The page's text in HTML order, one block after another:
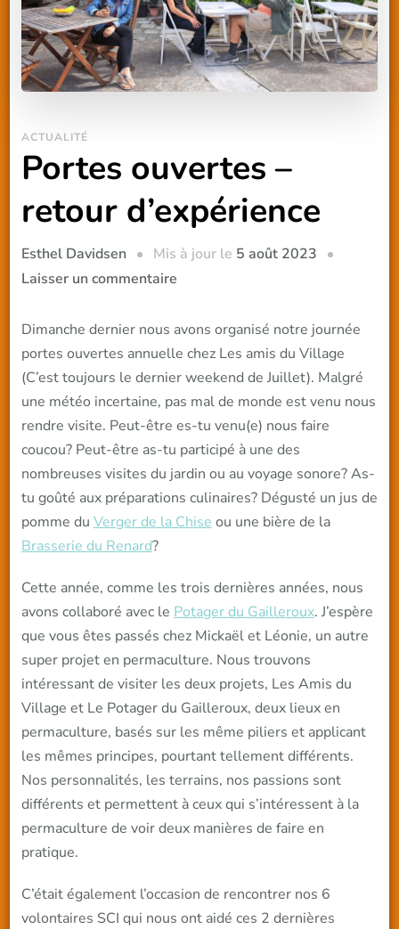
ACTUALITÉ
Portes ouvertes –
retour d’expérience
Esthel Davidsen Mis à jour le 5 août 2023
Laisser un commentairesur
ouvertes
–
retour
d’expérience
Dimanche dernier nous avons organisé notre journée
portes ouvertes annuelle chez Les amis du Village
(C’est toujours le dernier weekend de Juillet). Malgré
une météo incertaine, pas mal de monde est venu nous
rendre visite. Peut-être es-tu venu(e) nous faire
coucou? Peut-être as-tu participé à une des
nombreuses visites du jardin ou au voyage sonore? As-
tu goûté aux préparations culinaires? Dégusté un jus de
pomme du Verger de la Chise ou une bière de la
Brasserie du Renard?
Cette année, comme les trois dernières années, nous
avons collaboré avec le Potager du Gailleroux. J’espère
que vous êtes passés chez Mickaël et Léonie, un autre
super projet en permaculture. Nous trouvons
intéressant de visiter les deux projets, Les Amis du
Village et Le Potager du Gailleroux, deux lieux en
permaculture, basés sur les même piliers et applicant
les mêmes principes, pourtant tellement différents.
Nos personnalités, les terrains, nos passions sont
différents et permettent à ceux qui s’intéressent à la
permaculture de voir deux manières de faire en
pratique.
C’était également l’occasion de rencontrer nos 6
volontaires SCI qui nous ont aidé ces 2 dernières